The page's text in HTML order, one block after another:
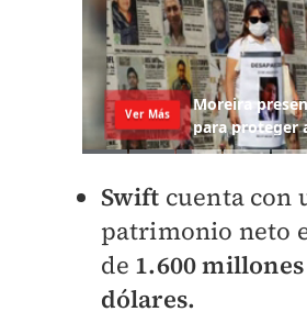
Swift cuenta con
patrimonio neto
de 1.600
dólares.